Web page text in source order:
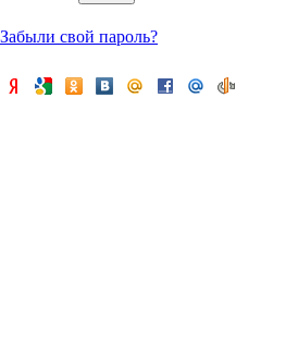
Забыли свой пароль?